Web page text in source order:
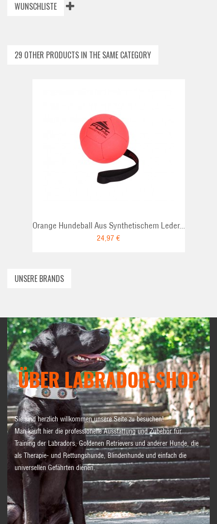
WUNSCHLISTE
29 OTHER PRODUCTS IN THE SAME CATEGORY
Orange Hundeball Aus Synthetischem Leder...
24,97 €
UNSERE BRANDS
ÜBER LABRADOR-SHOP
Sie sind herzlich willkommen unsere Seite zu besuchen!
Man kauft hier die professionelle Ausstattung und Zubehör für
Training der Labradors, Goldenen Retrievers und anderer Hunde, die
als Therapie- und Rettungshunde, Blindenhunde und einfach die
universellen Gefährten dienen.